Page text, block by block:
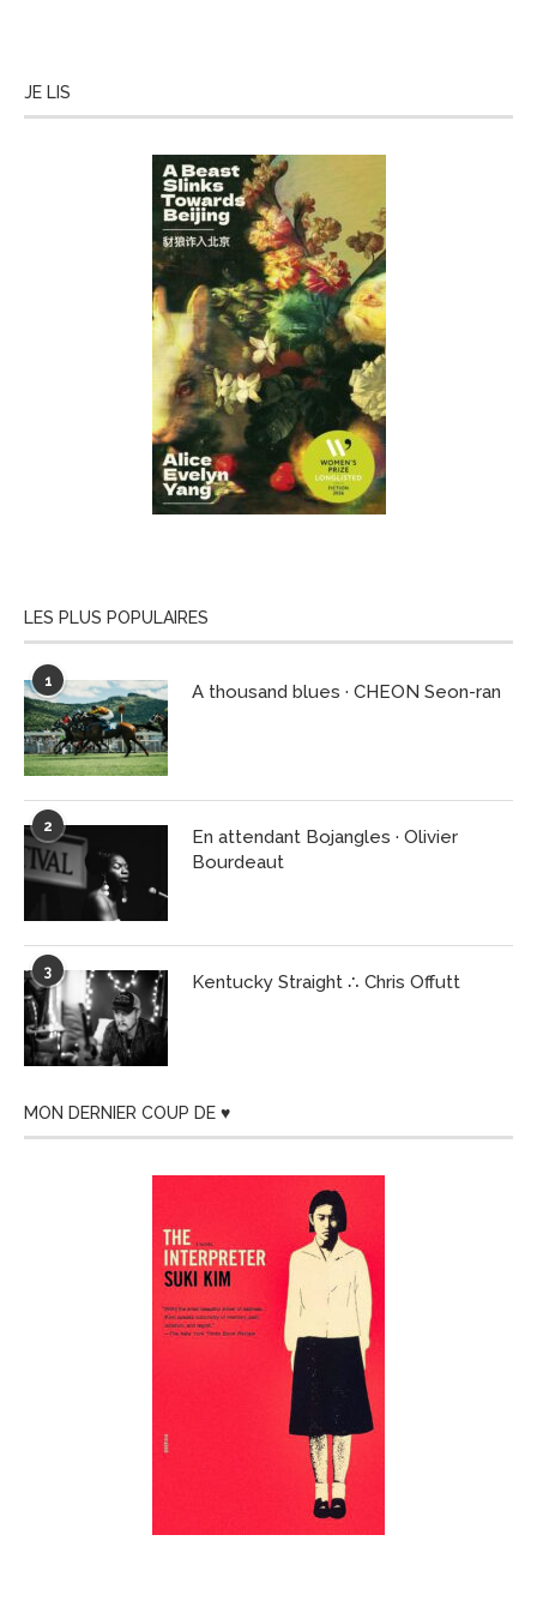
JE LIS
LES PLUS POPULAIRES
1 A thousand blues · CHEON Seon-ran
2
En attendant Bojangles · Olivier
Bourdeaut
3 Kentucky Straight ∴ Chris Offutt
MON DERNIER COUP DE ♥